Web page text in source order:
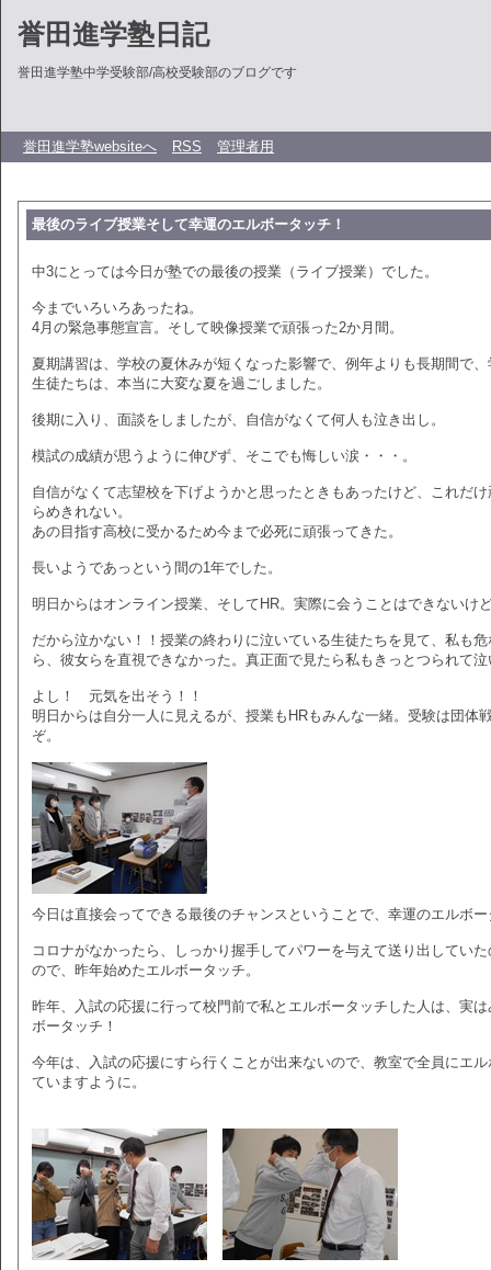
誉田進学塾日記
誉田進学塾中学受験部/高校受験部のブログです
誉田進学塾websiteへ RSS 管理者用
最後のライブ授業そして幸運のエルボータッチ！
中3にとっては今日が塾での最後の授業（ライブ授業）でした。
今までいろいろあったね。
4月の緊急事態宣言。そして映像授業で頑張った2か月間。
夏期講習は、学校の夏休みが短くなった影響で、例年よりも長期間で
生徒たちは、本当に大変な夏を過ごしました。
後期に入り、面談をしましたが、自信がなくて何人も泣き出し。
模試の成績が思うように伸びず、そこでも悔しい涙・・・。
自信がなくて志望校を下げようかと思ったときもあったけど、これだ
らめきれない。
あの目指す高校に受かるため今まで必死に頑張ってきた。
長いようであっという間の1年でした。
明日からはオンライン授業、そしてHR。実際に会うことはできないけ
だから泣かない！！授業の終わりに泣いている生徒たちを見て、私も
ら、彼女らを直視できなかった。真正面で見たら私もきっとつられて
よし！ 元気を出そう！！
明日からは自分一人に見えるが、授業もHRもみんな一緒。受験は団体
ぞ。
今日は直接会ってできる最後のチャンスということで、幸運のエルボ
コロナがなかったら、しっかり握手してパワーを与えて送り出してい
ので、昨年始めたエルボータッチ。
昨年、入試の応援に行って校門前で私とエルボータッチした人は、実
ボータッチ！
今年は、入試の応援にすら行くことが出来ないので、教室で全員にエ
ていますように。